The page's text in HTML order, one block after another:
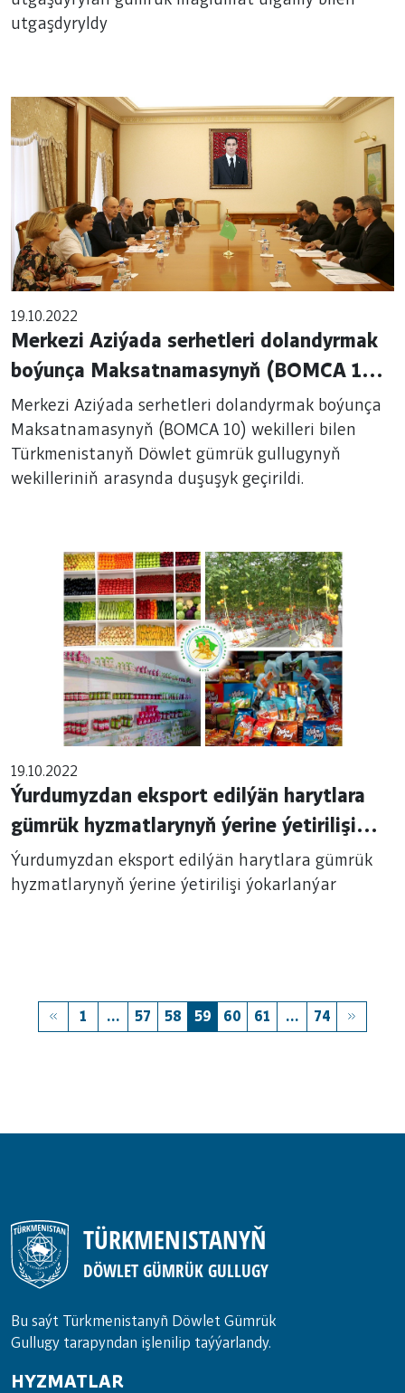
utgaşdyryldy
19.10.2022
Merkezi Aziýada serhetleri dolandyrmak
boýunça Maksatnamasynyň (BOMCA 10)
wekilleri bilen Türkmenistanyň Döwlet
gümrük gullugynyň wekilleriniň arasynda
duşuşyk geçirildi.
Merkezi Aziýada serhetleri dolandyrmak boýunça
Maksatnamasynyň (BOMCA 10) wekilleri bilen
Türkmenistanyň Döwlet gümrük gullugynyň
wekilleriniň arasynda duşuşyk geçirildi.
19.10.2022
Ýurdumyzdan eksport edilýän harytlara
gümrük hyzmatlarynyň ýerine ýetirilişi
ýokarlanýar
Ýurdumyzdan eksport edilýän harytlara gümrük
hyzmatlarynyň ýerine ýetirilişi ýokarlanýar
1 ... 57 58 59 60 61 ... 74
TÜRKMENISTANYŇ
DÖWLET GÜMRÜK GULLUGY
Bu saýt Türkmenistanyñ Döwlet Gümrük
Gullugy tarapyndan işlenilip taýýarlandy.
HYZMATLAR